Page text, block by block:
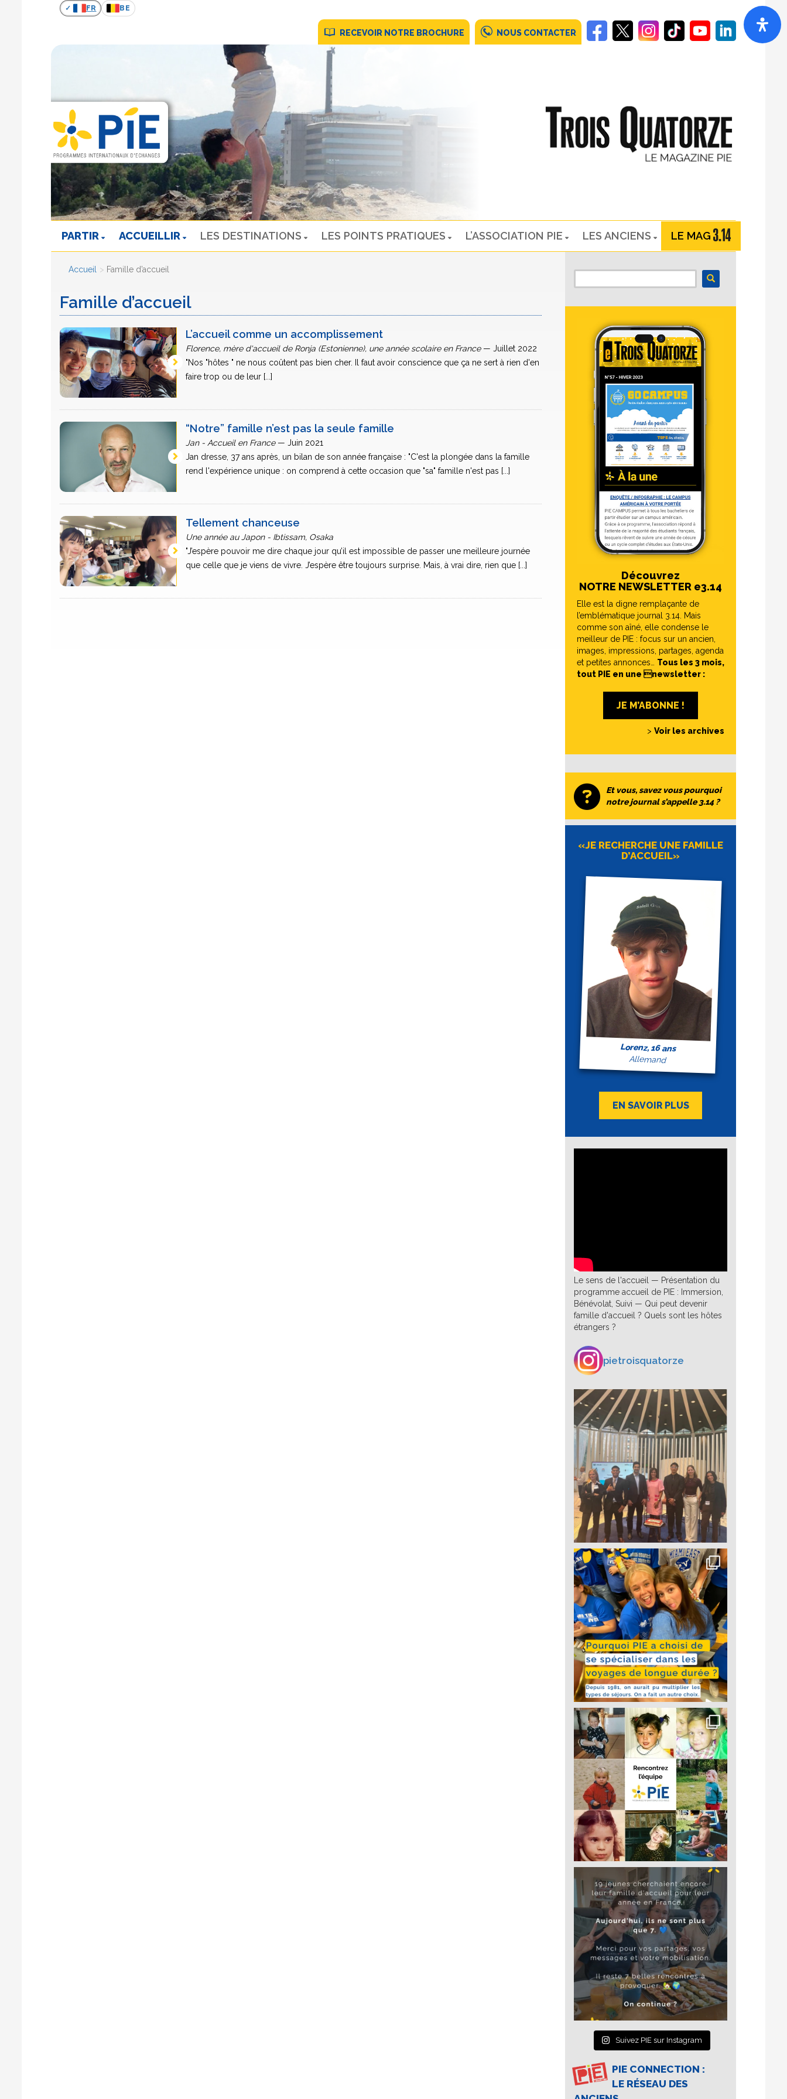
FR BE
RECEVOIR NOTRE BROCHURE NOUS CONTACTER
PARTIR ACCUEILLIR LES DESTINATIONS LES POINTS PRATIQUES L’ASSOCIATION PIE LES ANCIENS LE MAG
Accueil Famille d’accueil
Famille d’accueil
L’accueil comme un accomplissement
Florence, mère d'accueil de Ronja (Estonienne), une année scolaire en France— Juillet 2022
"Nos "hôtes " ne nous coûtent pas bien cher. Il faut avoir conscience que ça ne sert à rien d'en
faire trop ou de leur [...]
“Notre” famille n’est pas la seule famille
Jan - Accueil en France— Juin 2021
Jan dresse, 37 ans après, un bilan de son année française : "C'est la plongée dans la famille
rend l'expérience unique : on comprend à cette occasion que "sa" famille n'est pas [...]
Tellement chanceuse
Une année au Japon - Ibtissam, Osaka
"J’espère pouvoir me dire chaque jour qu’il est impossible de passer une meilleure journée
que celle que je viens de vivre. J’espère être toujours surprise. Mais, à vrai dire, rien que [...]
Découvrez
NOTRE NEWSLETTER e3.14
Elle est la digne remplaçante de
l’emblématique journal 3.14. Mais
comme son aîné, elle condense le
meilleur de PIE : focus sur un ancien,
images, impressions, partages, agenda
et petites annonces… Tous les 3 mois,
tout PIE en une newsletter :
JE M’ABONNE !
> Voir les archives
Et vous, savez vous pourquoi
notre journal s’appelle 3.14 ?
«JE RECHERCHE UNE FAMILLE
D’ACCUEIL»
Lorenz, 16 ans
Allemand
EN SAVOIR PLUS
Le sens de l'accueil — Présentation du
programme accueil de PIE : Immersion,
Bénévolat, Suivi — Qui peut devenir
famille d'accueil ? Quels sont les hôtes
étrangers ?
pietroisquatorze
Suivez PIE sur Instagram
PIE CONNECTION :
LE RÉSEAU DES